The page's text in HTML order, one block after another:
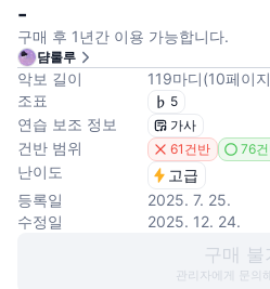
-
구매 후 1년간 이용 가능합니다.
댬룰루
악보 길이 119마디(10페이지
조표
5
연습 보조 정보 가사
건반 범위 61건반 76
난이도
고급
등록일
2025. 7. 25.
수정일
2025. 12. 24.
구매 불
관리자에게 문의